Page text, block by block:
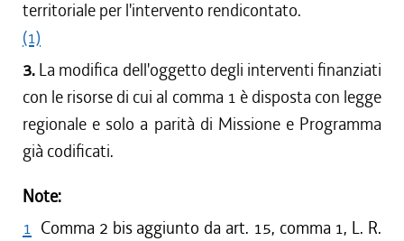
territoriale per l'intervento rendicontato.
(1)
3. La modifica dell'oggetto degli interventi finanziati
con le risorse di cui al comma 1 è disposta con legge
regionale e solo a parità di Missione e Programma
già codificati.
Note:
1 Comma 2 bis aggiunto da art. 15, comma 1, L. R.